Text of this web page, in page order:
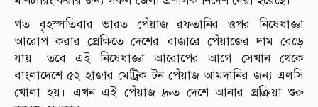
গত বৃহস্পতিবার ভারত পেঁয়াজ রফতানির ওপর নিষেধাজ্ঞা
আরোপ করার প্রেক্ষিতে দেশের বাজারে পেঁয়াজের দাম বেড়ে
যায়। তবে এই নিষেধাজ্ঞা আরোপের আগে সেখান থেকে
বাংলাদেশে ৫২ হাজার মেট্রিক টন পেঁয়াজ আমদানির জন্য এলসি
খোলা হয়। এখন এই পেঁয়াজ দ্রুত দেশে আনার প্রক্রিয়া শুরু